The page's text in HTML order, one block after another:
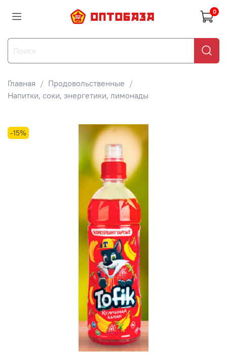
0
Главная
Продовольственные
Напитки, соки, энергетики, лимонады
-15%